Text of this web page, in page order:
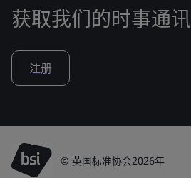
获取我们的时事通讯
注册
© 英国标准协会2026年